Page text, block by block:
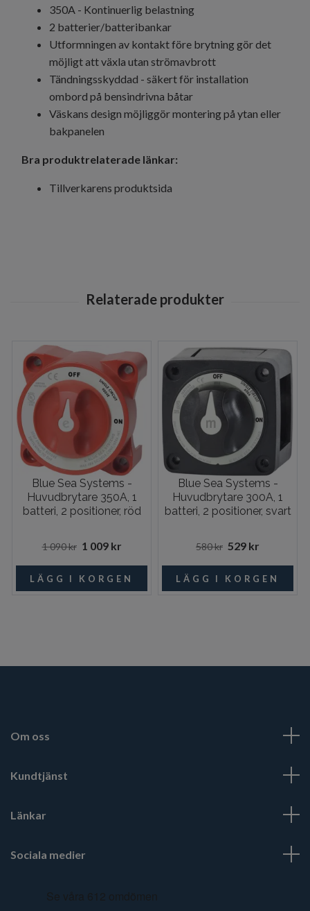
350A - Kontinuerlig belastning
2 batterier/batteribankar
Utformningen av kontakt före brytning gör det
möjligt att växla utan strömavbrott
Tändningsskyddad - säkert för installation
ombord på bensindrivna båtar
Väskans design möjliggör montering på ytan eller
bakpanelen
Bra produktrelaterade länkar:
Tillverkarens produktsida
Blue Sea Systems -
Huvudbrytare 350A, 1
batteri, 2 positioner, röd
1 090 kr 1 009 kr
Blue Sea Systems -
Huvudbrytare 300A, 1
batteri, 2 positioner, svart
580 kr 529 kr
Om oss
Kundtjänst
Länkar
Sociala medier